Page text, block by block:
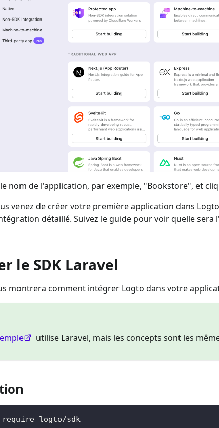
nom de l'application, par exemple, "Bookstore", et
venez de créer votre première application dans
détaillé. Suivez le guide pour voir quelle sera
le SDK Laravel
montrera comment intégrer Logto dans votre
utilise Laravel, mais les concepts sont les
require logto/sdk